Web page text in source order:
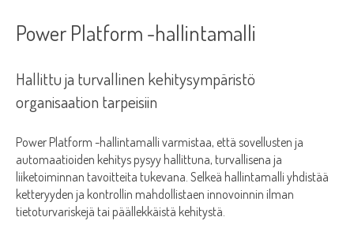
Power Platform -hallintamalli
Hallittu ja turvallinen kehitysympäristö
organisaation tarpeisiin
Power Platform -hallintamalli varmistaa, että sovellusten ja
automaatioiden kehitys pysyy hallittuna, turvallisena ja
liiketoiminnan tavoitteita tukevana. Selkeä hallintamalli yhdistää
ketteryyden ja kontrollin mahdollistaen innovoinnin ilman
tietoturvariskejä tai päällekkäistä kehitystä.